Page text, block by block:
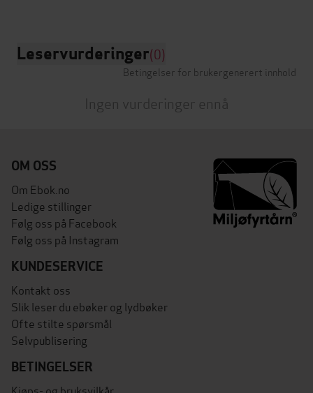
Leservurderinger(0)
Betingelser for brukergenerert innhold
Ingen vurderinger ennå
OM OSS
Om Ebok.no
Ledige stillinger
Følg oss på Facebook
Følg oss på Instagram
KUNDESERVICE
Kontakt oss
Slik leser du ebøker og lydbøker
Ofte stilte spørsmål
Selvpublisering
BETINGELSER
Kjøps- og bruksvilkår